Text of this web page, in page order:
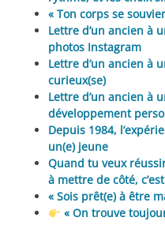
« Ton corps se
Lettre d’un ancien à
photos Instagram
Lettre d’un ancien à
curieux(se)
Lettre d’un ancien à
développement
Depuis 1984,
un(e) jeune
Quand tu veux
à mettre de côté,
« Sois prêt(e) à être
« On trouve